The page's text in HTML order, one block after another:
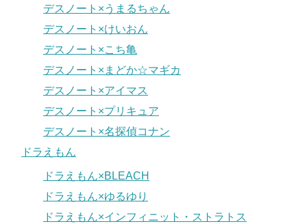
デスノート×うまるちゃん
デスノート×けいおん
デスノート×こち亀
デスノート×まどか☆マギカ
デスノート×アイマス
デスノート×プリキュア
デスノート×名探偵コナン
ドラえもん
ドラえもん×BLEACH
ドラえもん×ゆるゆり
ドラえもん×インフィニット・ストラトス